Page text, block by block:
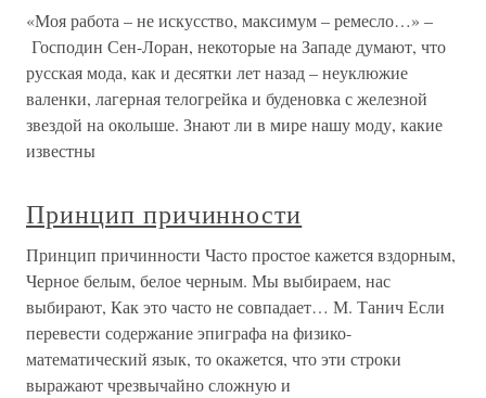
«Моя работа – не искусство, максимум – ремесло…» –
Господин Сен-Лоран, некоторые на Западе думают, что
русская мода, как и десятки лет назад – неуклюжие
валенки, лагерная телогрейка и буденовка с железной
звездой на околыше. Знают ли в мире нашу моду, какие
известны
Принцип причинности
Принцип причинности Часто простое кажется вздорным,
Черное белым, белое черным. Мы выбираем, нас
выбирают, Как это часто не совпадает… М. Танич Если
перевести содержание эпиграфа на физико-
математический язык, то окажется, что эти строки
выражают чрезвычайно сложную и